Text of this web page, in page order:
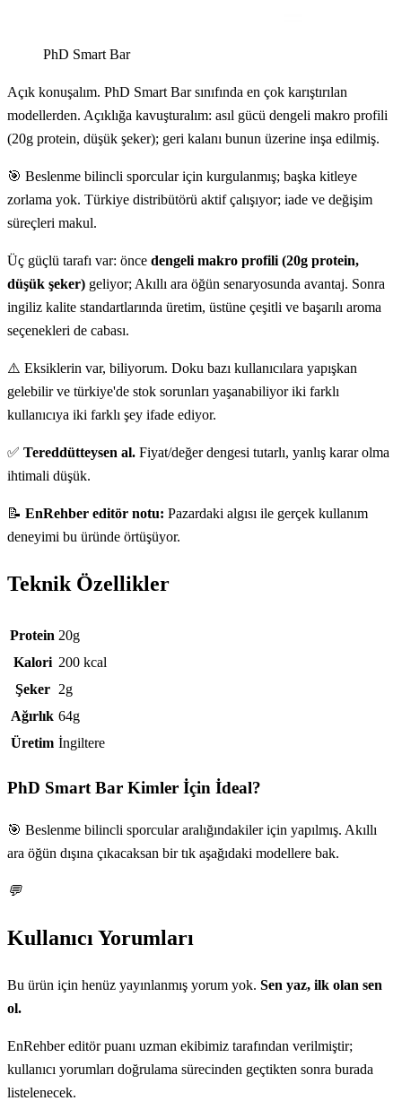
PhD Smart Bar
Açık konuşalım. PhD Smart Bar sınıfında en çok karıştırılan
modellerden. Açıklığa kavuşturalım: asıl gücü dengeli makro profili
(20g protein, düşük şeker); geri kalanı bunun üzerine inşa edilmiş.
🎯 Beslenme bilincli sporcular için kurgulanmış; başka kitleye
zorlama yok. Türkiye distribütörü aktif çalışıyor; iade ve değişim
süreçleri makul.
Üç güçlü tarafı var: önce dengeli makro profili (20g protein,
düşük şeker) geliyor; Akıllı ara öğün senaryosunda avantaj. Sonra
ingiliz kalite standartlarında üretim, üstüne çeşitli ve başarılı aroma
seçenekleri de cabası.
⚠️ Eksiklerin var, biliyorum. Doku bazı kullanıcılara yapışkan
gelebilir ve türkiye'de stok sorunları yaşanabiliyor iki farklı
kullanıcıya iki farklı şey ifade ediyor.
✅ Tereddütteysen al. Fiyat/değer dengesi tutarlı, yanlış karar olma
ihtimali düşük.
📝 EnRehber editör notu: Pazardaki algısı ile gerçek kullanım
deneyimi bu üründe örtüşüyor.
Teknik Özellikler
Teknik özellikler
Protein 20g
Kalori 200 kcal
Şeker
2g
Ağırlık 64g
Üretim İngiltere
PhD Smart Bar Kimler İçin İdeal?
🎯 Beslenme bilincli sporcular aralığındakiler için yapılmış. Akıllı
ara öğün dışına çıkacaksan bir tık aşağıdaki modellere bak.
💬
Kullanıcı Yorumları
Bu ürün için henüz yayınlanmış yorum yok. Sen yaz, ilk olan sen
ol.
EnRehber editör puanı uzman ekibimiz tarafından verilmiştir;
kullanıcı yorumları doğrulama sürecinden geçtikten sonra burada
listelenecek.